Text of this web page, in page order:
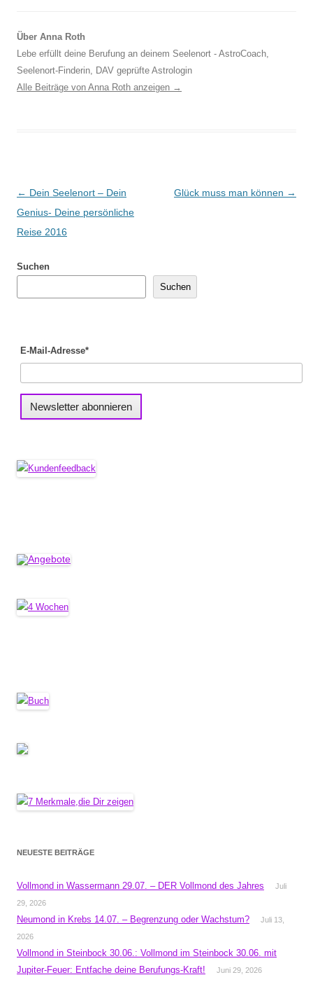
Über Anna Roth
Lebe erfüllt deine Berufung an deinem Seelenort - AstroCoach,
Seelenort-Finderin, DAV geprüfte Astrologin
Alle Beiträge von Anna Roth anzeigen →
Beitragsnavigation
← Dein Seelenort – Dein
Genius- Deine persönliche
Reise 2016
Glück muss man können →
Suchen
Suchen
E-Mail-Adresse*
NEUESTE BEITRÄGE
Vollmond in Wassermann 29.07. – DER Vollmond des Jahres
Juli
29, 2026
Neumond in Krebs 14.07. – Begrenzung oder Wachstum?
Juli 13,
2026
Vollmond in Steinbock 30.06.: Vollmond im Steinbock 30.06. mit
Jupiter-Feuer: Entfache deine Berufungs-Kraft!
Juni 29, 2026